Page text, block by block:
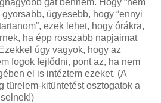
gát bennem. Hogy “nem
ügyesebb, hogy “ennyi
ezek lehet, hogy órákra,
ha épp rosszabb napjaimat
úgy vagyok, hogy az
fogok fejlődni, pont az, ha nem
el is intéztem ezeket. (A
türelem-kitüntetést osztogatok a